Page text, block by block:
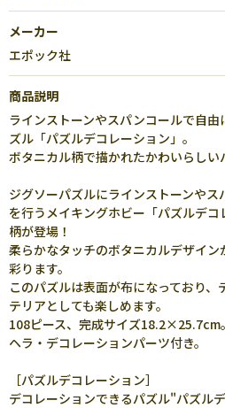
メーカー
エポック社
商品説明
ラインストーンやスパンコールで自
ズル「パズルデコレーション」。
ボタニカル柄で描かれたかわいらしい
ジグソーパズルにラインストーンや
を行うメイキングホビー「パズルデ
柄が登場！
柔らかなタッチのボタニカルデザイン
彩ります。
このパズルは表面が布になっており
テリアとしても楽しめます。
108ピース、完成サイズ18.2×25.7cm
ヘラ・デコレーションパーツ付き。
［パズルデコレーション］
デコレーションできるパズル"パズル